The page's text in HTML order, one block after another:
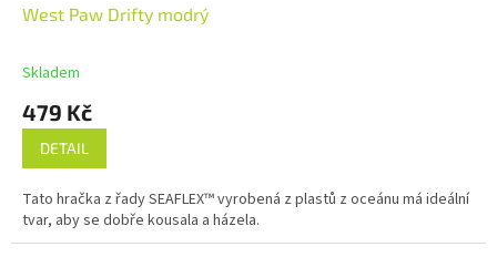
West Paw Drifty modrý
Skladem
479 Kč
DETAIL
Tato hračka z řady SEAFLEX™ vyrobená z plastů z oceánu má ideální
tvar, aby se dobře kousala a házela.